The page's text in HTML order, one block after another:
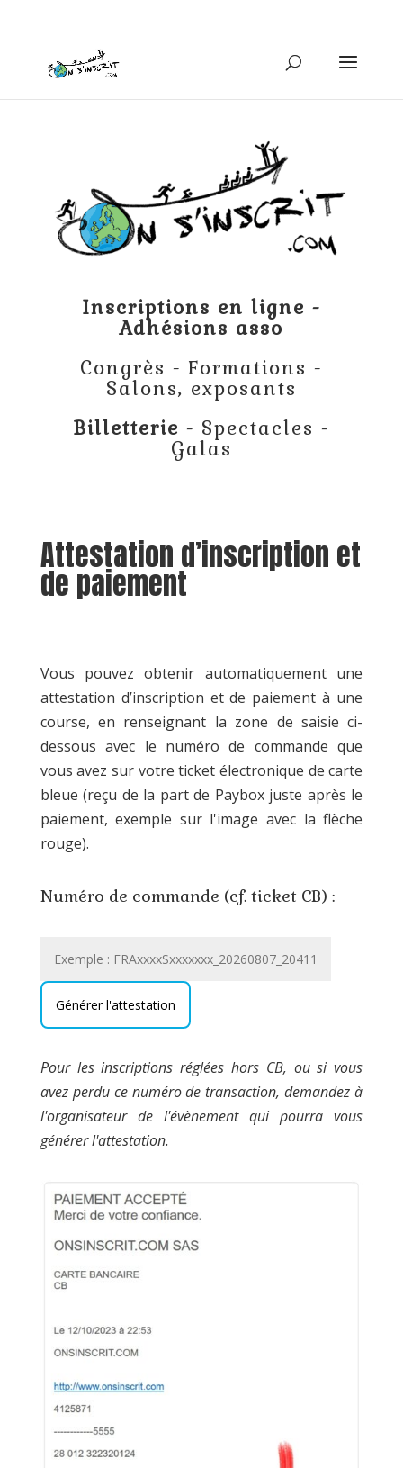
Inscriptions en ligne -
Adhésions asso
Congrès - Formations -
Salons, exposants
Billetterie - Spectacles -
Galas
Attestation d’inscription et
de paiement
Vous pouvez obtenir automatiquement une
attestation d’inscription et de paiement à une
course, en renseignant la zone de saisie ci-
dessous avec le numéro de commande que
vous avez sur votre ticket électronique de carte
bleue (reçu de la part de Paybox juste après le
paiement, exemple sur l'image avec la flèche
rouge).
Numéro de commande (cf. ticket CB) :
Pour les inscriptions réglées hors CB, ou si vous
avez perdu ce numéro de transaction, demandez à
l'organisateur de l'évènement qui pourra vous
générer l'attestation.